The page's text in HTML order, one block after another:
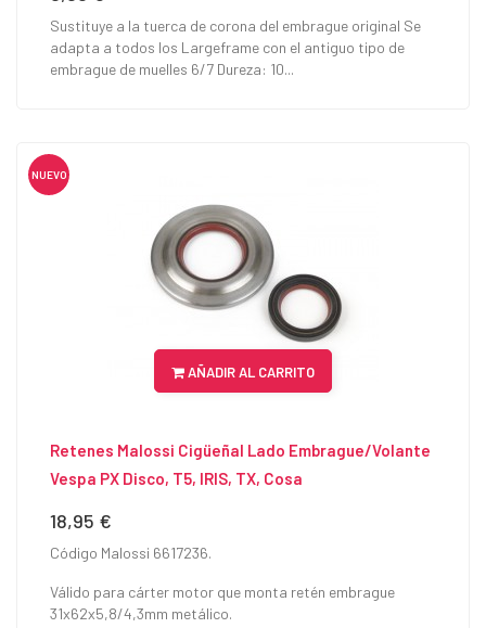
Sustituye a la tuerca de corona del embrague original Se
adapta a todos los Largeframe con el antiguo tipo de
embrague de muelles 6/7 Dureza: 10...
NUEVO
AÑADIR AL CARRITO
Retenes Malossi Cigüeñal Lado Embrague/Volante
Vespa PX Disco, T5, IRIS, TX, Cosa
Precio
18,95 €
Código Malossi 6617236.
Válido para cárter motor que monta retén embrague
31x62x5,8/4,3mm metálico.